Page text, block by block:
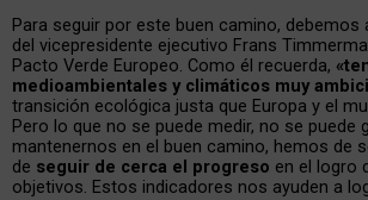
Para seguir por este buen camino, debemos
del vicepresidente ejecutivo Frans
Pacto Verde Europeo. Como él recuerda,
medioambientales y climáticos muy
transición ecológica justa que Europa y el
Pero lo que no se puede medir, no se puede
mantenernos en el buen camino, hemos de
de seguir de cerca el progreso en el logro
objetivos. Estos indicadores nos ayuden a